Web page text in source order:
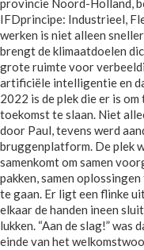
provincie Noord-Holland,
IFDprincipe: Industrieel,
werken is niet alleen
brengt de klimaatdoelen
grote ruimte voor
artificiële intelligentie en
2022 is de plek die er is
toekomst te slaan. Niet
door Paul, tevens werd
bruggenplatform. De plek
samenkomt om samen
pakken, samen
te gaan. Er ligt een flinke
elkaar de handen ineen
lukken. “Aan de slag!”
einde van het